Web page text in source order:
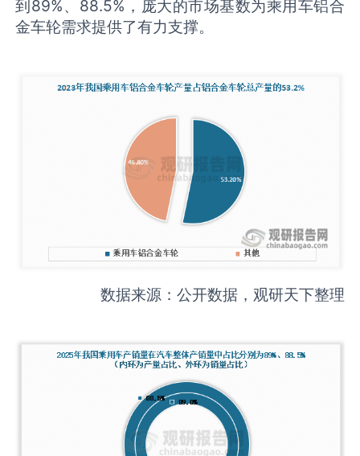
到89%、88.5%，庞大的市场基数为乘用车铝合
金车轮需求提供了有力支撑。
数据来源：公开数据，观研天下整理